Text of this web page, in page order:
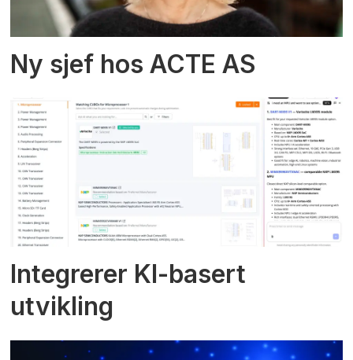
Ny sjef hos ACTE AS
Integrerer KI-basert
utvikling